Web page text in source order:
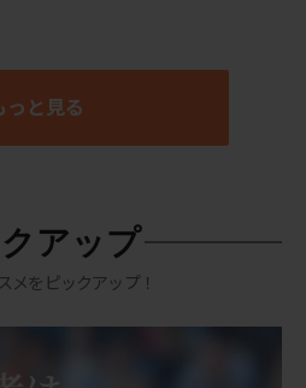
っと見る
アップ
メをピックアップ！